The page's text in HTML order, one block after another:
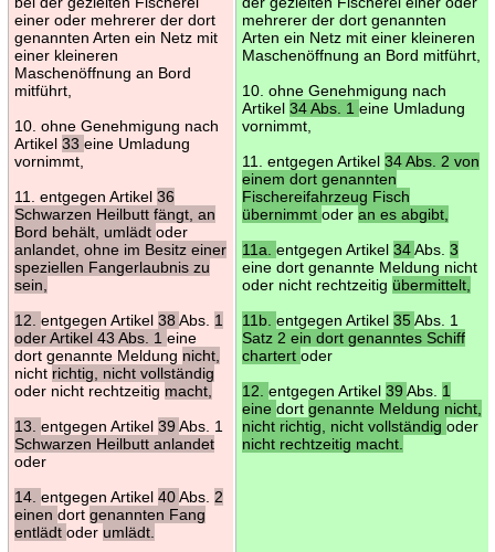
einer oder mehrerer der dort
genannten Arten ein Netz mit
einer kleineren
Maschenöffnung an Bord
mitführt,
10. ohne Genehmigung nach
Artikel 33 eine Umladung
vornimmt,
11. entgegen Artikel 36
Schwarzen Heilbutt fängt, an
Bord behält, umlädt oder
anlandet, ohne im Besitz einer
speziellen Fangerlaubnis zu
sein,
12. entgegen Artikel 38 Abs. 1
oder Artikel 43 Abs. 1 eine
dort genannte Meldung nicht,
nicht richtig, nicht vollständig
oder nicht rechtzeitig macht,
13. entgegen Artikel 39 Abs. 1
Schwarzen Heilbutt anlandet
oder
14. entgegen Artikel 40Abs. 2
einen dort genannten Fang
entlädt oder umlädt.
mehrerer der dort genannten
Arten ein Netz mit einer kleineren
Maschenöffnung an Bord mitführt,
10. ohne Genehmigung nach
Artikel 34 Abs. 1 eine Umladung
vornimmt,
11. entgegen Artikel 34 Abs. 2 von
einem dort genannten
Fischereifahrzeug Fisch
übernimmt oder an es abgibt,
11a. entgegen Artikel 34Abs. 3
eine dort genannte Meldung nicht
oder nicht rechtzeitig übermittelt,
11b. entgegen Artikel 35Abs. 1
Satz 2 ein dort genanntes Schiff
chartert oder
12. entgegen Artikel 39 Abs. 1
eine dort genannte Meldung nicht,
nicht richtig, nicht vollständig oder
nicht rechtzeitig macht.